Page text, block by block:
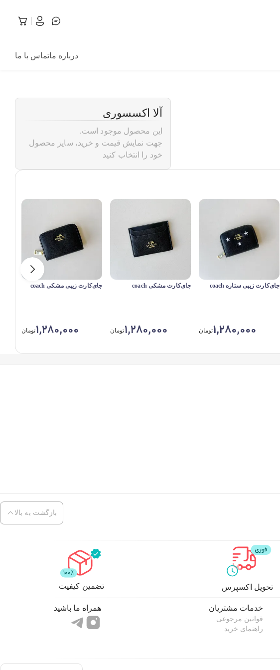
درباره ماتماس با ما
آلا اکسسوری
این محصول موجود است.
جهت نمایش قیمت و خرید، سایز محصول
خود را انتخاب کنید
جای‌کارت زیپی ستاره coach
1,280,000تومان
جا‌ی‌کارت‌ مشکی coach
1,280,000تومان
جای‌کارت زیپی مشکی coach
1,280,000تومان
بازگشت به بالا
تحویل اکسپرس تضمین کیفیت
خدمات مشتریان
قوانین مرجوعی
راهنمای خرید
همراه ما باشید